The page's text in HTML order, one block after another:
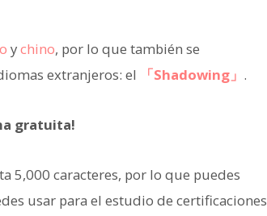
ychino, por lo que también se
extranjeros: el
「Shadowing」 .
gratuita!
5,000 caracteres, por lo que puedes
usar para el estudio de certificaciones